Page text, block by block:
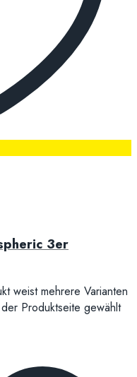
3er
weist mehrere Varianten
Produktseite gewählt